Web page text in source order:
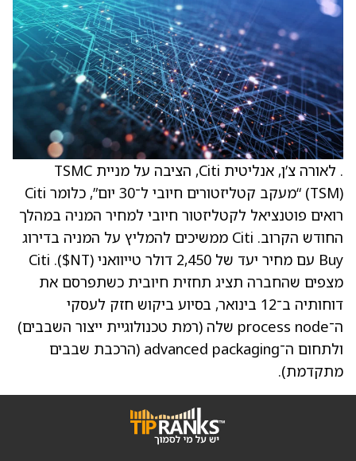
. לאורה צ’ן, אנליטית Citi, הציבה על מניית TSMC
‏(TSM) “מעקב קטליזטורים חיובי ל־30 יום”, כלומר Citi
רואים פוטנציאל לקטליזטור חיובי למחיר המניה במהלך
החודש הקרוב. Citi ממשיכים להמליץ על המניה בדירוג
Buy עם מחיר יעד של ‎2,450‎ דולר טייוואני (NT$). Citi
מצפים שהחברה תציג תחזית חיובית כשתפרסם את
דוחותיה ב־12 בינואר, בסיוע ביקוש חזק לעסקי
ה־process node שלה (רמת טכנולוגיית ייצור השבבים)
ולתחום ה־advanced packaging (הרכבת שבבים
מתקדמת).